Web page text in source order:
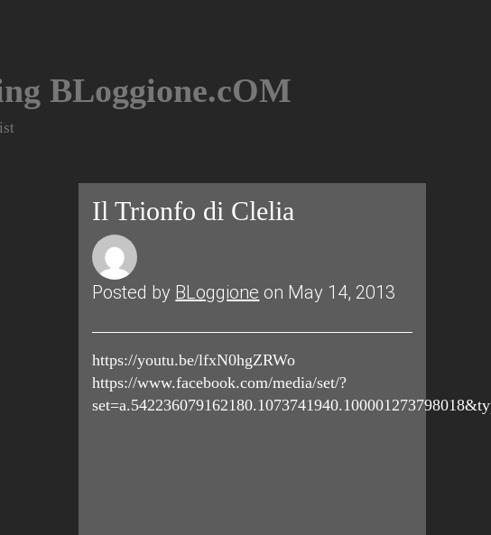
BLoggione.cOM
Il Trionfo di Clelia
Posted by BLoggione on May 14, 2013
https://youtu.be/lfxN0hgZRWo
https://www.facebook.com/media/set/?